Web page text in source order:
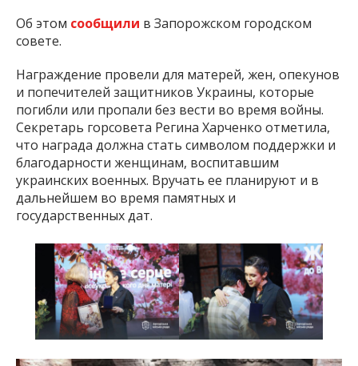
Об этом сообщили в Запорожском городском
совете.
Награждение провели для матерей, жен, опекунов
и попечителей защитников Украины, которые
погибли или пропали без вести во время войны.
Секретарь горсовета Регина Харченко отметила,
что награда должна стать символом поддержки и
благодарности женщинам, воспитавшим
украинских военных. Вручать ее планируют и в
дальнейшем во время памятных и
государственных дат.